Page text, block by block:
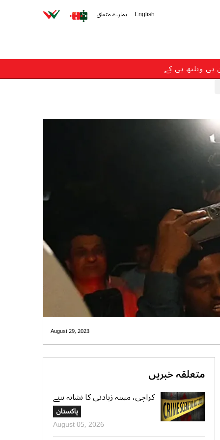
English ہمارے متعلق
پی ویلتھ پی کے
August 29, 2023
متعلقہ خبریں
کراچی، مبینہ زیادتی کا نشانہ بننے
والی ڈیڑھ سال کی بچی دم توڑ
گئی،ملزم گرفتار، محلے دار نکلا
پاکستان
August 05, 2026